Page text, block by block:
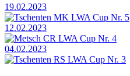
19.02.2023
Tschenten MK LWA Cup Nr. 5
12.02.2023
Metsch CR LWA Cup Nr. 4
04.02.2023
Tschenten RS LWA Cup Nr. 3